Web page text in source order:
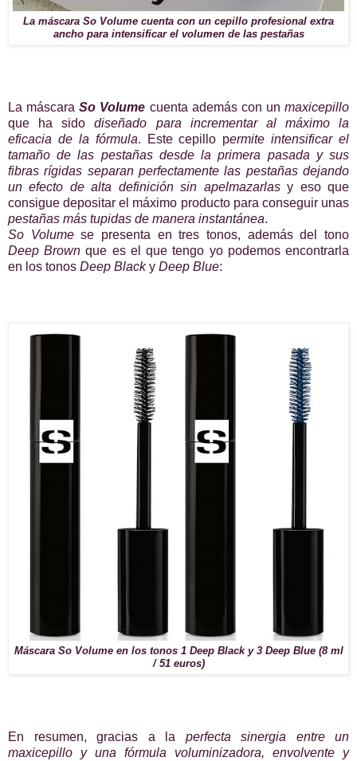
La máscara So Volume cuenta con un cepillo profesional extra
ancho para intensificar el volumen de las pestañas
La máscaraSo Volume cuenta además con un maxicepillo
que ha sidodiseñado para incrementar al máximo la
eficacia de la fórmula. Este cepillo permite intensificar el
tamaño de las pestañas desde la primera pasada y sus
fibras rígidas separan perfectamente las pestañas dejando
un efecto de alta definición sin apelmazarlasy eso que
consigue depositar el máximo producto para conseguir unas
pestañas más tupidas de manera instantánea.
So Volumese presenta en tres tonos, además del tono
Deep Brown que es el que tengo yo podemos encontrarla
en los tonos Deep Blacky Deep Blue:
Máscara So Volume en los tonos 1 Deep Black y 3 Deep Blue (8 ml
/ 51 euros)
En resumen, gracias a la perfecta sinergia entre un
maxicepillo y una fórmula voluminizadora, envolvente y